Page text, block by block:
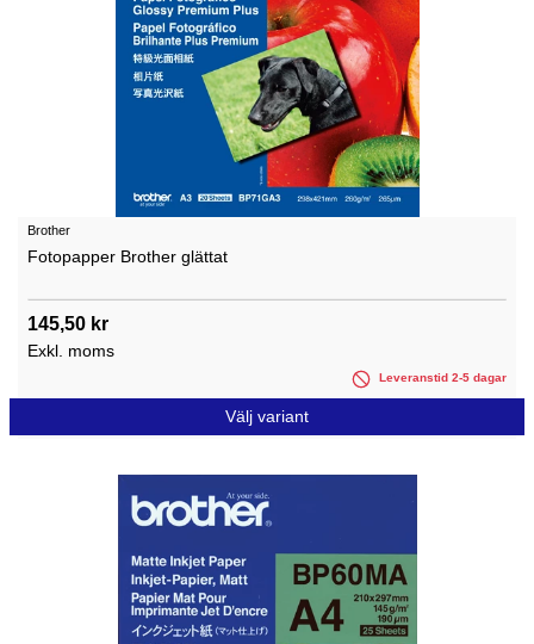
Brother
Fotopapper Brother glättat
145,50 kr
Exkl. moms
Leveranstid 2-5 dagar
Välj variant